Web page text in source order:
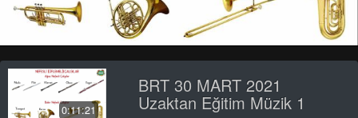
Video
0:11:21
BRT 30 MART 2021
Uzaktan Eğitim Müzik 1